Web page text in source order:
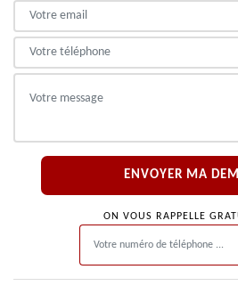
ON VOUS RAPPELLE